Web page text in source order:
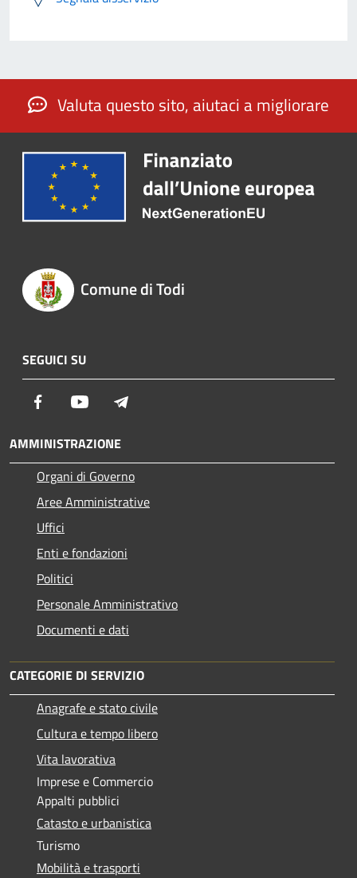
Valuta questo sito, aiutaci a migliorare
Comune di Todi
SEGUICI SU
Facebook Youtube
AMMINISTRAZIONE
Organi di Governo
Aree Amministrative
Uffici
Enti e fondazioni
Politici
Personale Amministrativo
Documenti e dati
CATEGORIE DI SERVIZIO
Anagrafe e stato civile
Cultura e tempo libero
Vita lavorativa
Imprese e Commercio
Appalti pubblici
Catasto e urbanistica
Turismo
Mobilità e trasporti